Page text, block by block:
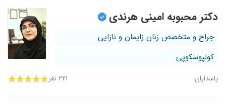
دکتر محبوبه امینی هرندی
جراح و متخصص زنان زایمان و نازایی
کولپوسکوپی
پاسداران ۲۲۱ نفر